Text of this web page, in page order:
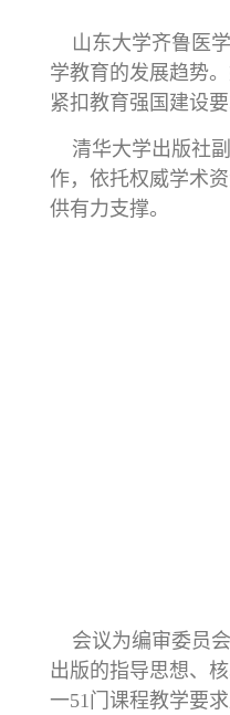
山东大学齐鲁医学
学教育的发展趋势
紧扣教育强国建设
清华大学出版社副
作，依托权威学术
供有力支撑。
会议为编审委员会
出版的指导思想、
一51门课程教学要求